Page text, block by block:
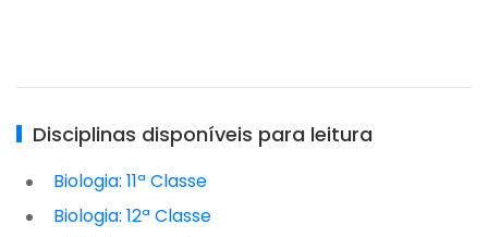
Disciplinas disponíveis para leitura
Biologia: 11ª Classe
Biologia: 12ª Classe